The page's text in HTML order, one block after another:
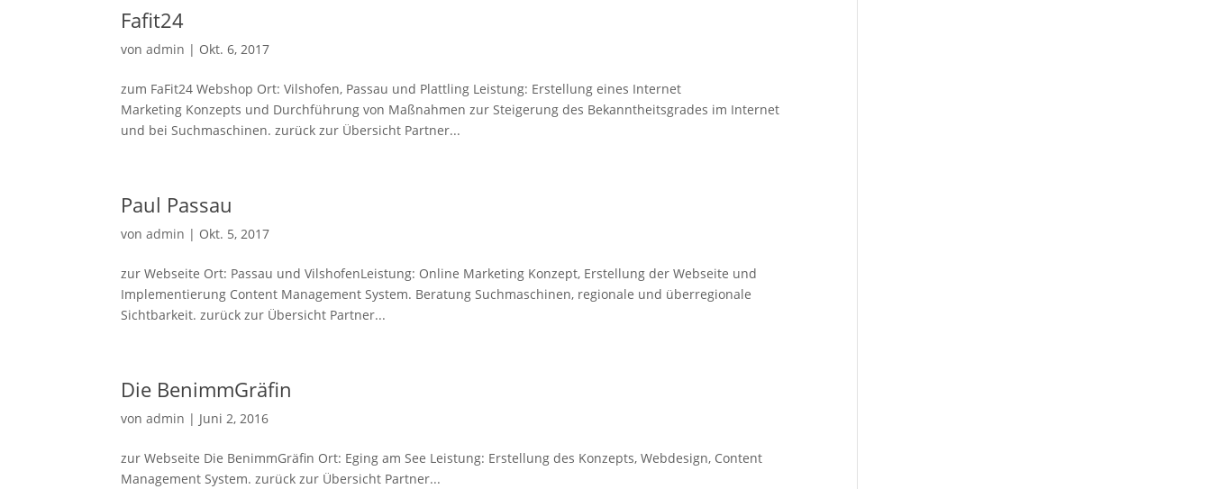
Fafit24
vonadmin | Okt. 6, 2017
zum FaFit24 Webshop Ort: Vilshofen, Passau und Plattling Leistung: Erstellung eines Internet
Marketing Konzepts und Durchführung von Maßnahmen zur Steigerung des Bekanntheitsgrades im Internet
und bei Suchmaschinen. zurück zur Übersicht Partner...
Paul Passau
vonadmin | Okt. 5, 2017
zur Webseite Ort: Passau und VilshofenLeistung: Online Marketing Konzept, Erstellung der Webseite und
Implementierung Content Management System. Beratung Suchmaschinen, regionale und überregionale
Sichtbarkeit. zurück zur Übersicht Partner...
Die BenimmGräfin
vonadmin | Juni 2, 2016
zur Webseite Die BenimmGräfin Ort: Eging am See Leistung: Erstellung des Konzepts, Webdesign, Content
Management System. zurück zur Übersicht Partner...